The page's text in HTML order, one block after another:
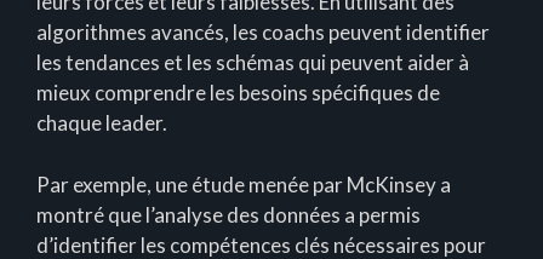
algorithmes avancés, les coachs peuvent identifier
les tendances et les schémas qui peuvent aider à
mieux comprendre les besoins spécifiques de
chaque leader.
Par exemple, une étude menée par McKinsey a
montré que l’analyse des données a permis
d’identifier les compétences clés nécessaires pour